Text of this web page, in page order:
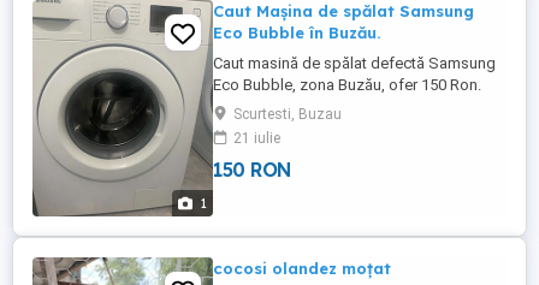
1
Caut Mașina de spălat Samsung
Eco Bubble în Buzău.
Caut masină de spălat defectă Samsung
Eco Bubble, zona Buzău, ofer 150 Ron.
Scurtesti, Buzau
21 iulie
150 RON
cocosi olandez moțat